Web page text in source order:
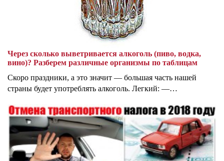
Через сколько выветривается алкоголь (пиво, водка,
вино)? Разберем различные организмы по таблицам
Скоро праздники, а это значит — большая часть нашей
страны будет употреблять алкоголь. Легкий: —…